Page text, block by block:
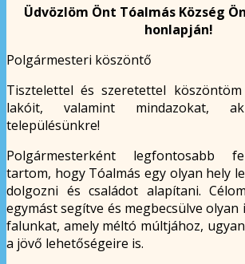
Üdvözlöm Önt Tóalmás Község
honlapján!
Polgármesteri köszöntő
Tisztelettel és szeretettel
lakóit, valamint mindazokat,
településünkre!
Polgármesterként legfontosabb
tartom, hogy Tóalmás egy olyan hely
dolgozni és családot alapítani.
egymást segítve és megbecsülve
falunkat, amely méltó múltjához,
a jövő lehetőségeire is.